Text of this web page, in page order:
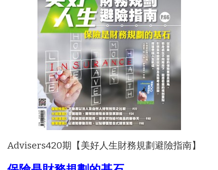
Advisers420期【美好人生財務規劃避險指南】